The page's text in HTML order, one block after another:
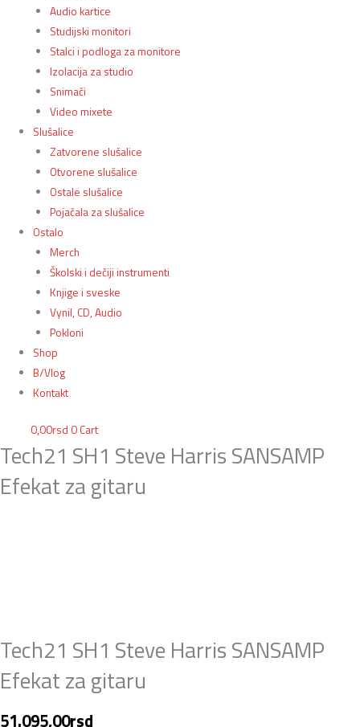
Audio kartice
Studijski monitori
Stalci i podloga za monitore
Izolacija za studio
Snimači
Video mixete
Slušalice
Zatvorene slušalice
Otvorene slušalice
Ostale slušalice
Pojačala za slušalice
Ostalo
Merch
Školski i dečiji instrumenti
Knjige i sveske
Vynil, CD, Audio
Pokloni
Shop
B/Vlog
Kontakt
0,00rsd 0 Cart
Tech21 SH1 Steve Harris SANSAMP
Efekat za gitaru
Tech21 SH1 Steve Harris SANSAMP
Efekat za gitaru
51.095,00rsd